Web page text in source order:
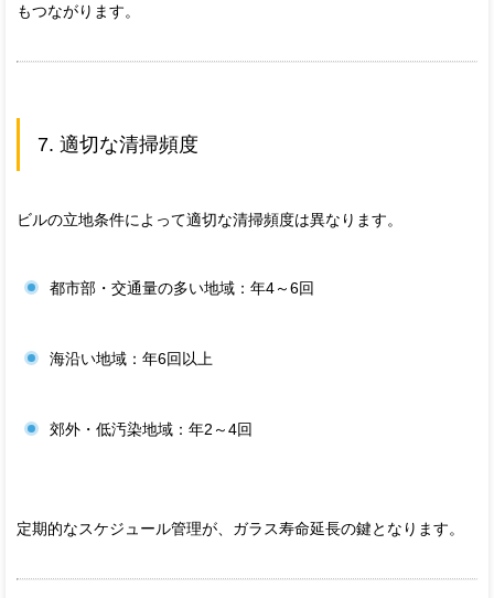
もつながります。
7. 適切な清掃頻度
ビルの立地条件によって適切な清掃頻度は異なります。
都市部・交通量の多い地域：年4～6回
海沿い地域：年6回以上
郊外・低汚染地域：年2～4回
定期的なスケジュール管理が、ガラス寿命延長の鍵となります。